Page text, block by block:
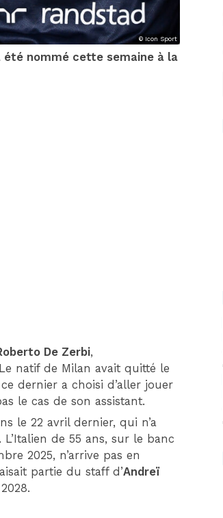
© Icon Sport
été nommé cette semaine à la
De Zerbi,
natif de Milan avait quitté le
dernier a choisi d’aller jouer
le cas de son assistant.
le 22 avril dernier, qui n’a
de 55 ans, sur le banc
2025, n’arrive pas en
partie du staff d’Andreï